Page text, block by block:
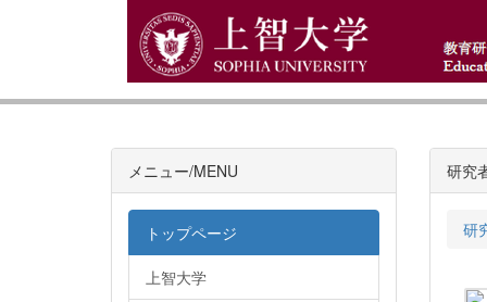
研究
研
メニュー/MENU
トップページ
上智大学